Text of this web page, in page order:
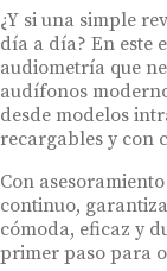
¿Y si una simple
día a día? En este
audiometría que
audífonos
desde modelos
recargables y con
Con
continuo,
cómoda, eficaz y
primer paso para